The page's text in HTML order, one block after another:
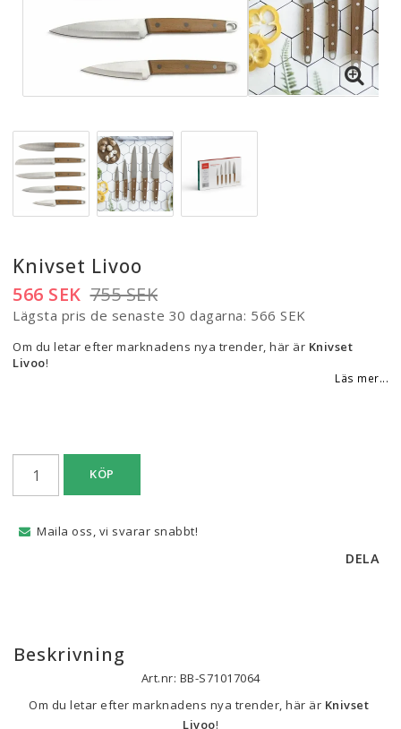
Knivset Livoo
755 SEK
566 SEK
Lägsta pris de senaste 30 dagarna 566 SEK
Om du letar efter marknadens nya trender, här är Knivset
Livoo!
Läs mer...
KÖP
Maila oss, vi svarar snabbt!
DELA
Beskrivning
Art.nr: BB-S71017064
Om du letar efter marknadens nya trender, här är Knivset
Livoo!